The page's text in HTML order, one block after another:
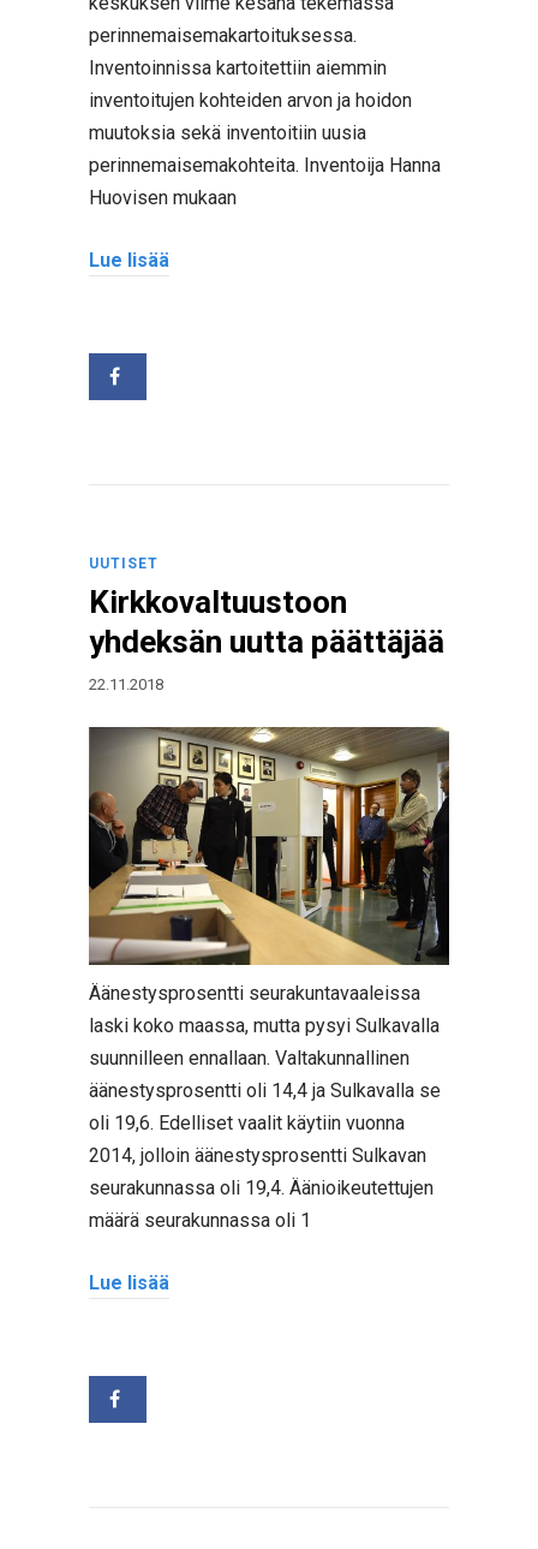
perinnemaisemakartoituksessa.
Inventoinnissa kartoitettiin aiemmin
inventoitujen kohteiden arvon ja hoidon
muutoksia sekä inventoitiin uusia
perinnemaisemakohteita. Inventoija Hanna
Huovisen mukaan
Lue lisää
UUTISET
Kirkkovaltuustoon
yhdeksän uutta päättäjää
22.11.2018
Äänestysprosentti seurakuntavaaleissa
laski koko maassa, mutta pysyi Sulkavalla
suunnilleen ennallaan. Valtakunnallinen
äänestysprosentti oli 14,4 ja Sulkavalla se
oli 19,6. Edelliset vaalit käytiin vuonna
2014, jolloin äänestysprosentti Sulkavan
seurakunnassa oli 19,4. Äänioikeutettujen
määrä seurakunnassa oli 1
Lue lisää